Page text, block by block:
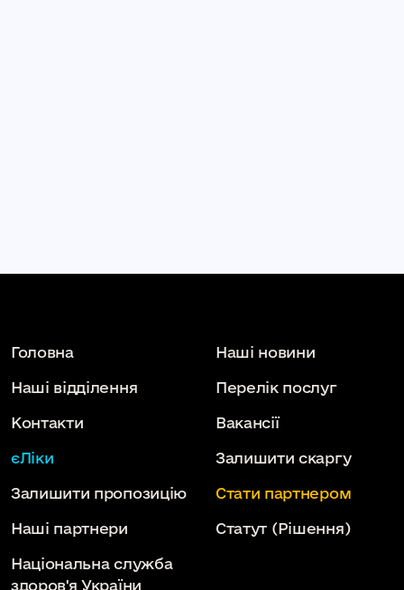
Головна Наші новини
Наші відділення Перелік послуг
Контакти Вакансії
єЛіки Залишити скаргу
Залишити пропозицію Стати партнером
Наші партнери Статут (Рішення)
Національна служба
здоров'я України